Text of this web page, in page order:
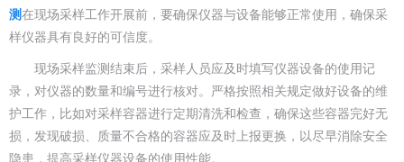
测在现场采样工作开展前，要确保仪器与设备能够正常使用，确保采
样仪器具有良好的可信度。
现场采样监测结束后，采样人员应及时填写仪器设备的使用记
录，对仪器的数量和编号进行核对。严格按照相关规定做好设备的维
护工作，比如对采样容器进行定期清洗和检查，确保这些容器完好无
损，发现破损、质量不合格的容器应及时上报更换，以尽早消除安全
隐患，提高采样仪器设备的使用性能。